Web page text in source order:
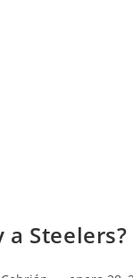
a Steelers?